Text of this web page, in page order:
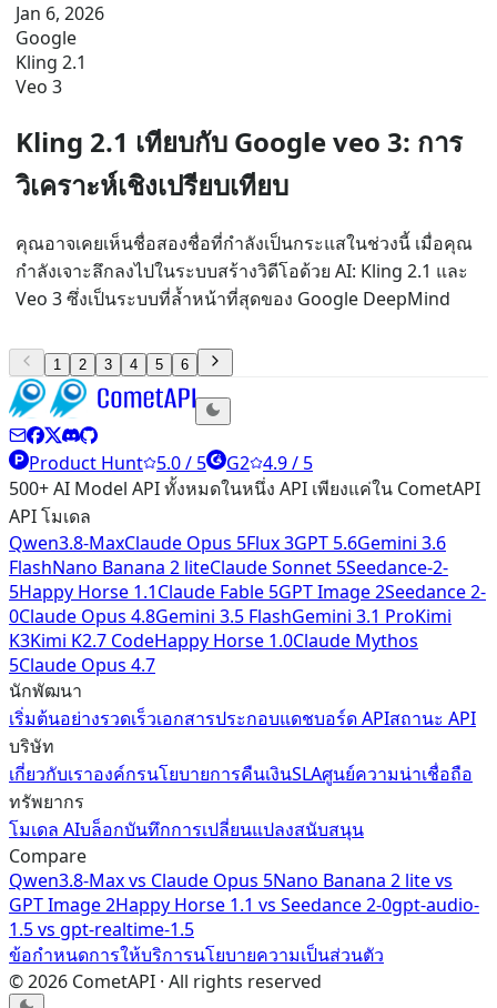
Jan 6, 2026
Google
Kling 2.1
Veo 3
Kling 2.1 เทียบกับ Google veo 3: การ
วิเคราะห์เชิงเปรียบเทียบ
คุณอาจเคยเห็นชื่อสองชื่อที่กำลังเป็นกระแสในช่วงนี้ เมื่อคุณ
กำลังเจาะลึกลงไปในระบบสร้างวิดีโอด้วย AI: Kling 2.1 และ
Veo 3 ซึ่งเป็นระบบที่ล้ำหน้าที่สุดของ Google DeepMind
1 2 3 4 5 6
Product Hunt 5.0 / 5 G2 4.9 / 5
500+ AI Model API ทั้งหมดในหนึ่ง API เพียงแค่ใน CometAPI
API โมเดล
Qwen3.8-MaxClaude Opus 5Flux 3GPT 5.6Gemini 3.6
FlashNano Banana 2 liteClaude Sonnet 5Seedance-2-
5Happy Horse 1.1Claude Fable 5GPT Image 2Seedance 2-
0Claude Opus 4.8Gemini 3.5 FlashGemini 3.1 ProKimi
K3Kimi K2.7 CodeHappy Horse 1.0Claude Mythos
5Claude Opus 4.7
นักพัฒนา
เริ่มต้นอย่างรวดเร็วเอกสารประกอบแดชบอร์ด APIสถานะ API
บริษัท
เกี่ยวกับเราองค์กรนโยบายการคืนเงินSLAศูนย์ความน่าเชื่อถือ
ทรัพยากร
โมเดล AIบล็อกบันทึกการเปลี่ยนแปลงสนับสนุน
Compare
Qwen3.8-Maxvs Claude Opus 5Nano Banana 2 litevs
GPT Image 2Happy Horse 1.1 vs Seedance 2-0gpt-audio-
1.5vs gpt-realtime-1.5
ข้อกำหนดการให้บริการนโยบายความเป็นส่วนตัว
©2026 CometAPI · All rights reserved